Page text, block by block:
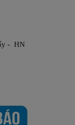
- HN